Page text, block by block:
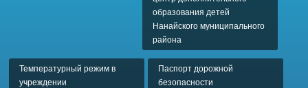
образования детей
Нанайского муниципального
района
Температурный режим в
учреждении
Паспорт дорожной
безопасности